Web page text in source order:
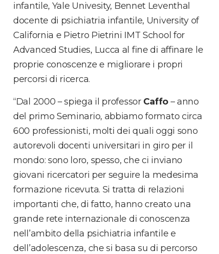
infantile, Yale Univesity, Bennet Leventhal
docente di psichiatria infantile, University of
California e Pietro Pietrini IMT School for
Advanced Studies, Lucca al fine di affinare le
proprie conoscenze e migliorare i propri
percorsi di ricerca.
“Dal 2000 – spiega il professor Caffo– anno
del primo Seminario, abbiamo formato circa
600 professionisti, molti dei quali oggi sono
autorevoli docenti universitari in giro per il
mondo: sono loro, spesso, che ci inviano
giovani ricercatori per seguire la medesima
formazione ricevuta. Si tratta di relazioni
importanti che, di fatto, hanno creato una
grande rete internazionale di conoscenza
nell’ambito della psichiatria infantile e
dell’adolescenza, che si basa su di percorso